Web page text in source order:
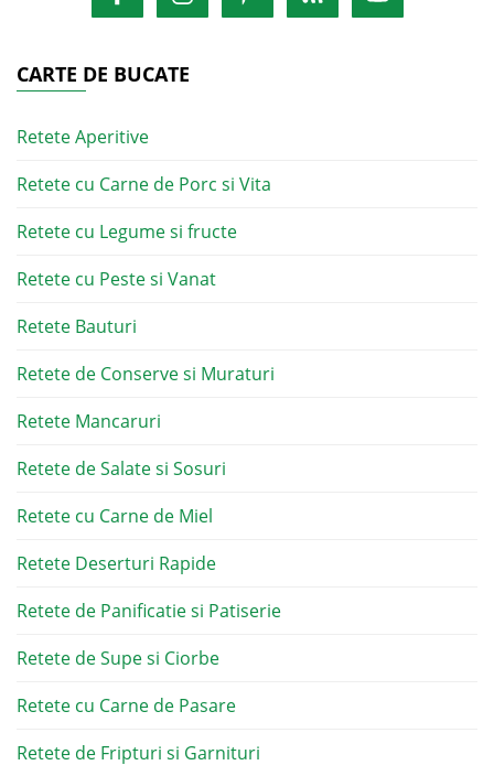
CARTE DE BUCATE
Retete Aperitive
Retete cu Carne de Porc si Vita
Retete cu Legume si fructe
Retete cu Peste si Vanat
Retete Bauturi
Retete de Conserve si Muraturi
Retete Mancaruri
Retete de Salate si Sosuri
Retete cu Carne de Miel
Retete Deserturi Rapide
Retete de Panificatie si Patiserie
Retete de Supe si Ciorbe
Retete cu Carne de Pasare
Retete de Fripturi si Garnituri